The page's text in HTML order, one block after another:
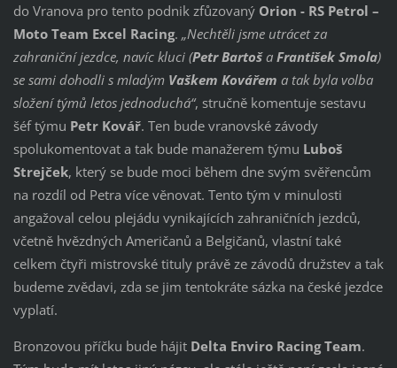
do Vranova pro tento podnik zfůzovaný Orion - RS Petrol –
Moto Team Excel Racing. „Nechtěli jsme utrácet za
zahraniční jezdce, navíc kluci (Petr Bartoša František Smola)
se sami dohodli s mladým Vaškem Kovářem a tak byla volba
složení týmů letos jednoduchá“, stručně komentuje sestavu
šéf týmu Petr Kovář. Ten bude vranovské závody
spolukomentovat a tak bude manažerem týmu Luboš
Strejček, který se bude moci během dne svým svěřencům
na rozdíl od Petra více věnovat. Tento tým v minulosti
angažoval celou plejádu vynikajících zahraničních jezdců,
včetně hvězdných Američanů a Belgičanů, vlastní také
celkem čtyři mistrovské tituly právě ze závodů družstev a tak
budeme zvědavi, zda se jim tentokráte sázka na české jezdce
vyplatí.
Bronzovou příčku bude hájit Delta Enviro Racing Team.